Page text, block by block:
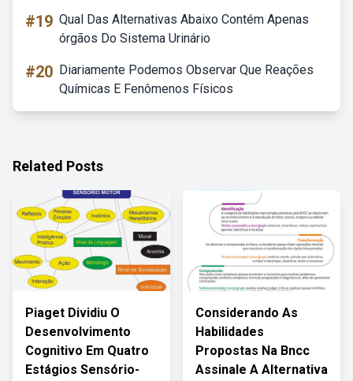
#19 Qual Das Alternativas Abaixo Contém Apenas
órgãos Do Sistema Urinário
#20 Diariamente Podemos Observar Que Reações
Químicas E Fenômenos Físicos
Related Posts
Piaget Dividiu O
Desenvolvimento
Cognitivo Em Quatro
Estágios Sensório-
Considerando As
Habilidades
Propostas Na Bncc
Assinale A Alternativa